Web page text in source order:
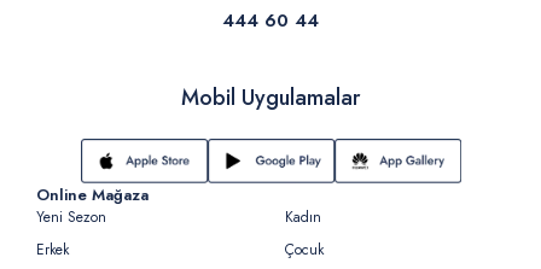
444 60 44
Mobil Uygulamalar
Online Mağaza
Yeni Sezon
Kadın
Erkek
Çocuk